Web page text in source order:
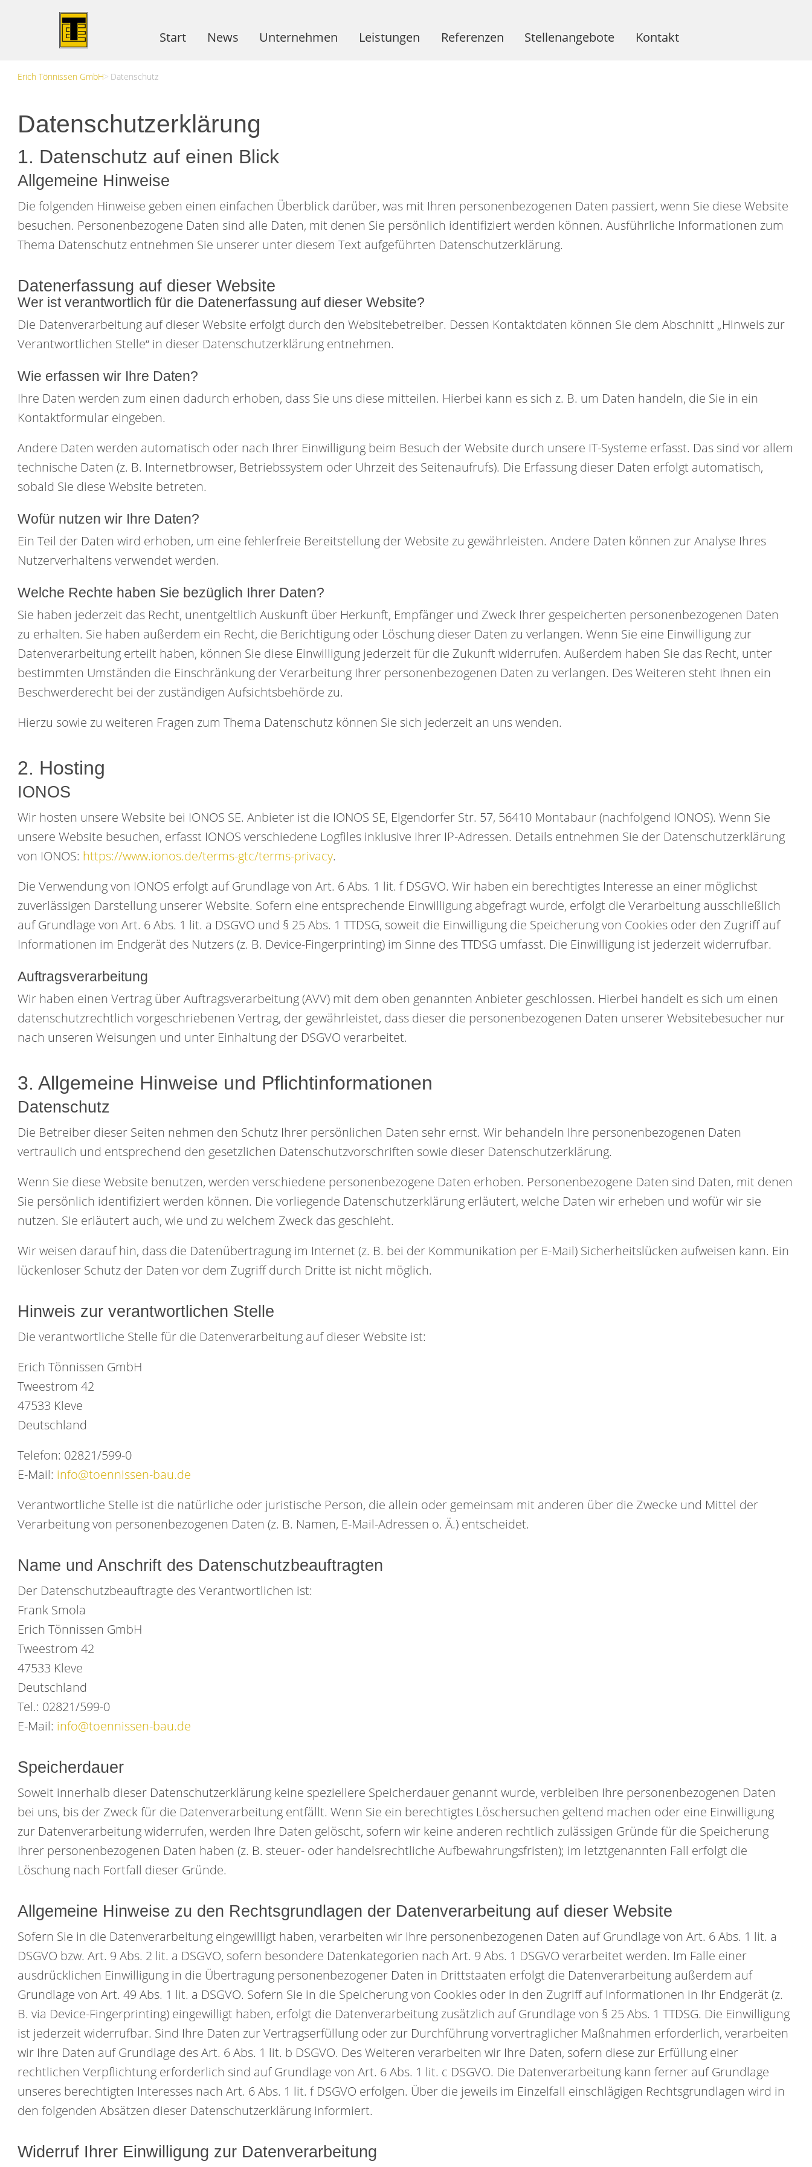
Start News Unternehmen Leistungen Referenzen Stellenangebote Kontakt
Erich Tönnissen GmbH Datenschutz
Datenschutzerklärung
1. Datenschutz auf einen Blick
Allgemeine Hinweise
Die folgenden Hinweise geben einen einfachen Überblick darüber, was mit Ihren personenbezogenen Daten passiert, wenn Sie diese Website
besuchen. Personenbezogene Daten sind alle Daten, mit denen Sie persönlich identifiziert werden können. Ausführliche Informationen zum
Thema Datenschutz entnehmen Sie unserer unter diesem Text aufgeführten Datenschutzerklärung.
Datenerfassung auf dieser Website
Wer ist verantwortlich für die Datenerfassung auf dieser Website?
Die Datenverarbeitung auf dieser Website erfolgt durch den Websitebetreiber. Dessen Kontaktdaten können Sie dem Abschnitt „Hinweis zur
Verantwortlichen Stelle“ in dieser Datenschutzerklärung entnehmen.
Wie erfassen wir Ihre Daten?
Ihre Daten werden zum einen dadurch erhoben, dass Sie uns diese mitteilen. Hierbei kann es sich z. B. um Daten handeln, die Sie in ein
Kontaktformular eingeben.
Andere Daten werden automatisch oder nach Ihrer Einwilligung beim Besuch der Website durch unsere IT-Systeme erfasst. Das sind vor allem
technische Daten (z. B. Internetbrowser, Betriebssystem oder Uhrzeit des Seitenaufrufs). Die Erfassung dieser Daten erfolgt automatisch,
sobald Sie diese Website betreten.
Wofür nutzen wir Ihre Daten?
Ein Teil der Daten wird erhoben, um eine fehlerfreie Bereitstellung der Website zu gewährleisten. Andere Daten können zur Analyse Ihres
Nutzerverhaltens verwendet werden.
Welche Rechte haben Sie bezüglich Ihrer Daten?
Sie haben jederzeit das Recht, unentgeltlich Auskunft über Herkunft, Empfänger und Zweck Ihrer gespeicherten personenbezogenen Daten
zu erhalten. Sie haben außerdem ein Recht, die Berichtigung oder Löschung dieser Daten zu verlangen. Wenn Sie eine Einwilligung zur
Datenverarbeitung erteilt haben, können Sie diese Einwilligung jederzeit für die Zukunft widerrufen. Außerdem haben Sie das Recht, unter
bestimmten Umständen die Einschränkung der Verarbeitung Ihrer personenbezogenen Daten zu verlangen. Des Weiteren steht Ihnen ein
Beschwerderecht bei der zuständigen Aufsichtsbehörde zu.
Hierzu sowie zu weiteren Fragen zum Thema Datenschutz können Sie sich jederzeit an uns wenden.
2. Hosting
IONOS
Wir hosten unsere Website bei IONOS SE. Anbieter ist die IONOS SE, Elgendorfer Str. 57, 56410 Montabaur (nachfolgend IONOS). Wenn Sie
unsere Website besuchen, erfasst IONOS verschiedene Logfiles inklusive Ihrer IP-Adressen. Details entnehmen Sie der Datenschutzerklärung
von IONOS: https://www.ionos.de/terms-gtc/terms-privacy.
Die Verwendung von IONOS erfolgt auf Grundlage von Art. 6 Abs. 1 lit. f DSGVO. Wir haben ein berechtigtes Interesse an einer möglichst
zuverlässigen Darstellung unserer Website. Sofern eine entsprechende Einwilligung abgefragt wurde, erfolgt die Verarbeitung ausschließlich
auf Grundlage von Art. 6 Abs. 1 lit. a DSGVO und § 25 Abs. 1 TTDSG, soweit die Einwilligung die Speicherung von Cookies oder den Zugriff auf
Informationen im Endgerät des Nutzers (z. B. Device-Fingerprinting) im Sinne des TTDSG umfasst. Die Einwilligung ist jederzeit widerrufbar.
Auftragsverarbeitung
Wir haben einen Vertrag über Auftragsverarbeitung (AVV) mit dem oben genannten Anbieter geschlossen. Hierbei handelt es sich um einen
datenschutzrechtlich vorgeschriebenen Vertrag, der gewährleistet, dass dieser die personenbezogenen Daten unserer Websitebesucher nur
nach unseren Weisungen und unter Einhaltung der DSGVO verarbeitet.
3. Allgemeine Hinweise und Pflicht­informationen
Datenschutz
Die Betreiber dieser Seiten nehmen den Schutz Ihrer persönlichen Daten sehr ernst. Wir behandeln Ihre personenbezogenen Daten
vertraulich und entsprechend den gesetzlichen Datenschutzvorschriften sowie dieser Datenschutzerklärung.
Wenn Sie diese Website benutzen, werden verschiedene personenbezogene Daten erhoben. Personenbezogene Daten sind Daten, mit denen
Sie persönlich identifiziert werden können. Die vorliegende Datenschutzerklärung erläutert, welche Daten wir erheben und wofür wir sie
nutzen. Sie erläutert auch, wie und zu welchem Zweck das geschieht.
Wir weisen darauf hin, dass die Datenübertragung im Internet (z. B. bei der Kommunikation per E-Mail) Sicherheitslücken aufweisen kann. Ein
lückenloser Schutz der Daten vor dem Zugriff durch Dritte ist nicht möglich.
Hinweis zur verantwortlichen Stelle
Die verantwortliche Stelle für die Datenverarbeitung auf dieser Website ist:
Erich Tönnissen GmbH
Tweestrom 42
47533 Kleve
Deutschland
Telefon: 02821/599-0
E-Mail: info@toennissen-bau.de
Verantwortliche Stelle ist die natürliche oder juristische Person, die allein oder gemeinsam mit anderen über die Zwecke und Mittel der
Verarbeitung von personenbezogenen Daten (z. B. Namen, E-Mail-Adressen o. Ä.) entscheidet.
Name und Anschrift des Datenschutzbeauftragten
Der Datenschutzbeauftragte des Verantwortlichen ist:
Frank Smola
Erich Tönnissen GmbH
Tweestrom 42
47533 Kleve
Deutschland
Tel.: 02821/599-0
E-Mail: info@toennissen-bau.de
Speicherdauer
Soweit innerhalb dieser Datenschutzerklärung keine speziellere Speicherdauer genannt wurde, verbleiben Ihre personenbezogenen Daten
bei uns, bis der Zweck für die Datenverarbeitung entfällt. Wenn Sie ein berechtigtes Löschersuchen geltend machen oder eine Einwilligung
zur Datenverarbeitung widerrufen, werden Ihre Daten gelöscht, sofern wir keine anderen rechtlich zulässigen Gründe für die Speicherung
Ihrer personenbezogenen Daten haben (z. B. steuer- oder handelsrechtliche Aufbewahrungsfristen); im letztgenannten Fall erfolgt die
Löschung nach Fortfall dieser Gründe.
Allgemeine Hinweise zu den Rechtsgrundlagen der Datenverarbeitung auf dieser Website
Sofern Sie in die Datenverarbeitung eingewilligt haben, verarbeiten wir Ihre personenbezogenen Daten auf Grundlage von Art. 6 Abs. 1 lit. a
DSGVO bzw. Art. 9 Abs. 2 lit. a DSGVO, sofern besondere Datenkategorien nach Art. 9 Abs. 1 DSGVO verarbeitet werden. Im Falle einer
ausdrücklichen Einwilligung in die Übertragung personenbezogener Daten in Drittstaaten erfolgt die Datenverarbeitung außerdem auf
Grundlage von Art. 49 Abs. 1 lit. a DSGVO. Sofern Sie in die Speicherung von Cookies oder in den Zugriff auf Informationen in Ihr Endgerät (z.
B. via Device-Fingerprinting) eingewilligt haben, erfolgt die Datenverarbeitung zusätzlich auf Grundlage von § 25 Abs. 1 TTDSG. Die Einwilligung
ist jederzeit widerrufbar. Sind Ihre Daten zur Vertragserfüllung oder zur Durchführung vorvertraglicher Maßnahmen erforderlich, verarbeiten
wir Ihre Daten auf Grundlage des Art. 6 Abs. 1 lit. b DSGVO. Des Weiteren verarbeiten wir Ihre Daten, sofern diese zur Erfüllung einer
rechtlichen Verpflichtung erforderlich sind auf Grundlage von Art. 6 Abs. 1 lit. c DSGVO. Die Datenverarbeitung kann ferner auf Grundlage
unseres berechtigten Interesses nach Art. 6 Abs. 1 lit. f DSGVO erfolgen. Über die jeweils im Einzelfall einschlägigen Rechtsgrundlagen wird in
den folgenden Absätzen dieser Datenschutzerklärung informiert.
Widerruf Ihrer Einwilligung zur Datenverarbeitung